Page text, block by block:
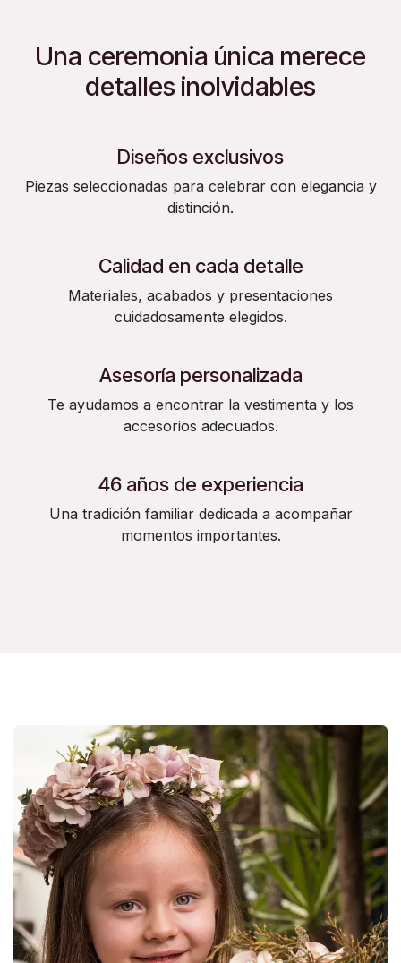
Una ceremonia única merece
detalles inolvidables
Diseños exclusivos
Piezas seleccionadas para celebrar con elegancia y
distinción.
Calidad en cada detalle
Materiales, acabados y presentaciones
cuidadosamente elegidos.
Asesoría personalizada
Te ayudamos a encontrar la vestimenta y los
accesorios adecuados.
46 años de experiencia
Una tradición familiar dedicada a acompañar
momentos importantes.